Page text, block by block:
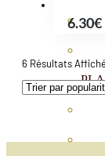
6.30€
6 Résultats